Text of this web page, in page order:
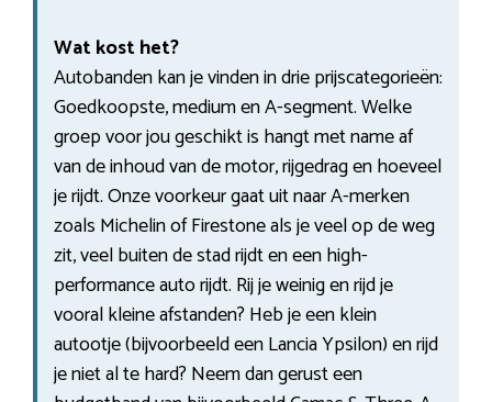
Wat kost het?
Autobanden kan je vinden in drie prijscategorieën:
Goedkoopste, medium en A-segment. Welke
groep voor jou geschikt is hangt met name af
van de inhoud van de motor, rijgedrag en hoeveel
je rijdt. Onze voorkeur gaat uit naar A-merken
zoals Michelin of Firestone als je veel op de weg
zit, veel buiten de stad rijdt en een high-
performance auto rijdt. Rij je weinig en rijd je
vooral kleine afstanden? Heb je een klein
autootje (bijvoorbeeld een Lancia Ypsilon) en rijd
je niet al te hard? Neem dan gerust een